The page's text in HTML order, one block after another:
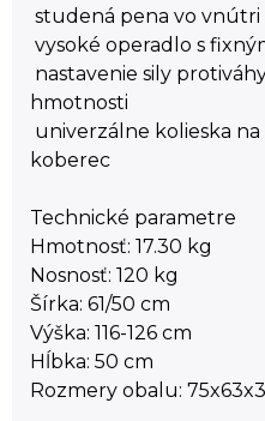
studená pena vo vnútri
vysoké operadlo s
nastavenie sily
hmotnosti
univerzálne kolieska
koberec
Technické parametre
Hmotnosť: 17.30 kg
Nosnosť: 120 kg
Šírka: 61/50 cm
Výška: 116-126 cm
Hĺbka: 50 cm
Rozmery obalu: